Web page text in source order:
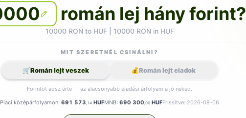
román lej hány forint?
10000 RON to HUF | 10000 RON in HUF
Piaci középárfolyamon: 691 573 ,14 HUFMNB: 690 300 ,00 HUFFrissítve: 2026-08-06
MIT SZERETNÉL CSINÁLNI?
🛒Román lejt veszek 💰Román lejt eladok
Forintot adsz érte — az alacsonyabb eladási árfolyam a jó neked.